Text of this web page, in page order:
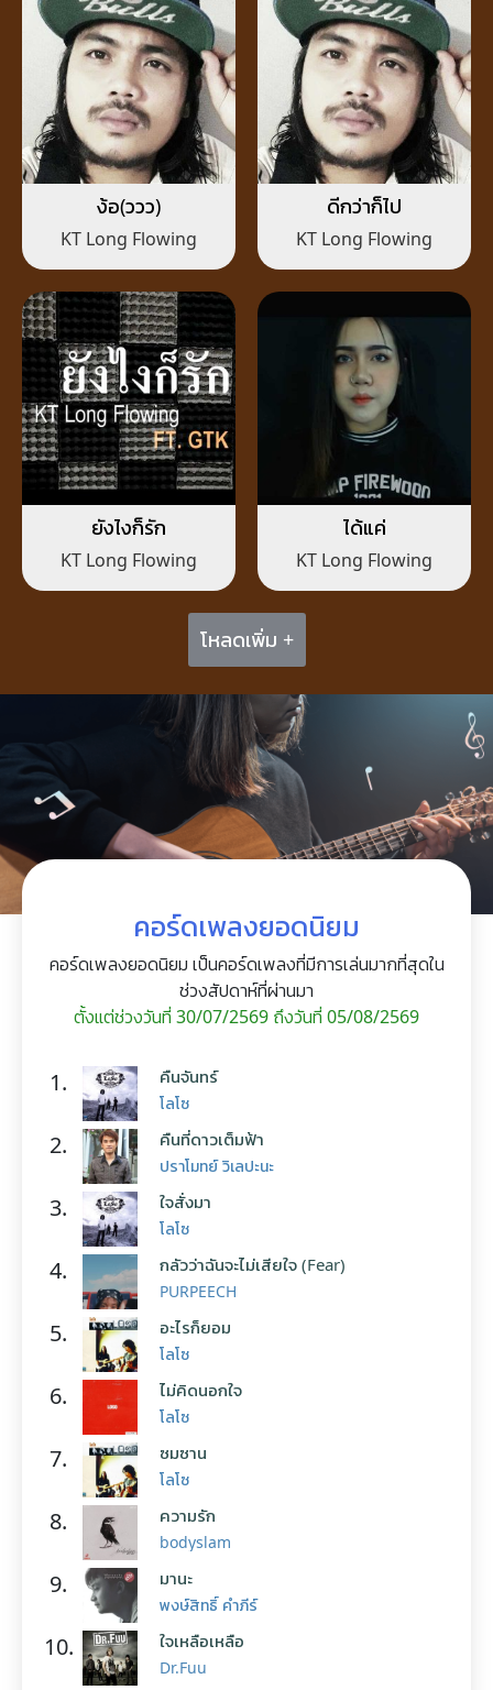
ง้อ(ววว)
KT Long Flowing
ดีกว่าก็ไป
KT Long Flowing
ยังไงก็รัก
KT Long Flowing
ได้แค่
KT Long Flowing
โหลดเพิ่ม +
คอร์ดเพลงยอดนิยม
คอร์ดเพลงยอดนิยม เป็นคอร์ดเพลงที่มีการเล่นมากที่สุดใน
ช่วงสัปดาห์ที่ผ่านมา
ตั้งแต่ช่วงวันที่ 30/07/2569 ถึงวันที่ 05/08/2569
1. คืนจันทร์
โลโซ
2. คืนที่ดาวเต็มฟ้า
ปราโมทย์ วิเลปะนะ
3. ใจสั่งมา
โลโซ
4. กลัวว่าฉันจะไม่เสียใจ (Fear)
PURPEECH
5. อะไรก็ยอม
โลโซ
6. ไม่คิดนอกใจ
โลโซ
7. ซมซาน
โลโซ
8. ความรัก
bodyslam
9. มานะ
พงษ์สิทธิ์ คำภีร์
10. ใจเหลือเหลือ
Dr.Fuu